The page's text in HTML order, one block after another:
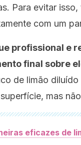
Para evitar
com um
profissional e
final sobre
de limão
mas
eficazes de